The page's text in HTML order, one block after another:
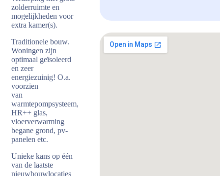
zolderruimte en
mogelijkheden voor
extra kamer(s).
Traditionele bouw.
Woningen zijn
optimaal geïsoleerd
en zeer
energiezuinig! O.a.
voorzien
van
warmtepompsysteem,
HR++ glas,
vloerverwarming
begane grond, pv-
panelen etc.
Unieke kans op één
van de laatste
nieuwbouwlocaties